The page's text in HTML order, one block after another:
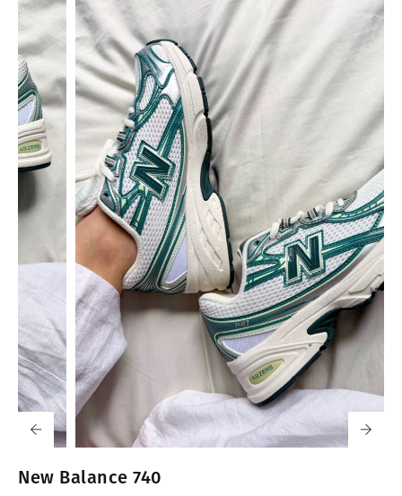
New Balance 740